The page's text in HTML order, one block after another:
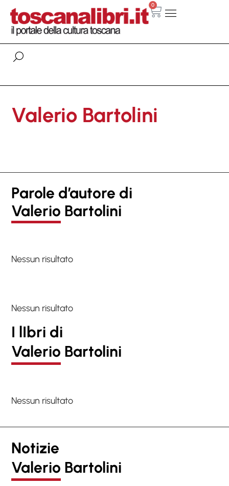
0
Valerio Bartolini
Parole d’autore di
Valerio Bartolini
Nessun risultato
Nessun risultato
I lIbri di
Valerio Bartolini
Nessun risultato
Notizie
Valerio Bartolini